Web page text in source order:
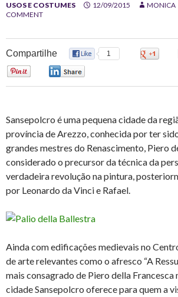
USOS E COSTUMES 12/09/2015 MONICA
COMMENT
Compartilhe 1
Sansepolcro é uma pequena cidade da
província de Arezzo, conhecida por ter
grandes mestres do Renascimento, Piero
considerado o precursor da técnica da
verdadeira revolução na pintura,
por Leonardo da Vinci e Rafael.
Ainda com edificações medievais no
de arte relevantes como o afresco “A
mais consagrado de Piero della Francesca
cidade Sansepolcro oferece para quem a